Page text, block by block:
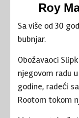
Roy
Sa više od 30
bubnjar.
Obožavaoci
njegovom radu
godine, radeći
Rootom tokom